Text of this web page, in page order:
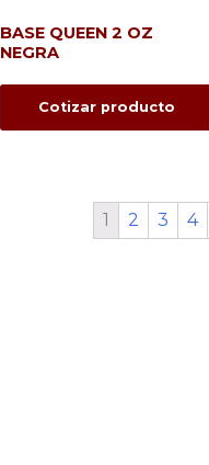
BASE QUEEN 2 OZ
NEGRA
Cotizar producto
1 2 3 4